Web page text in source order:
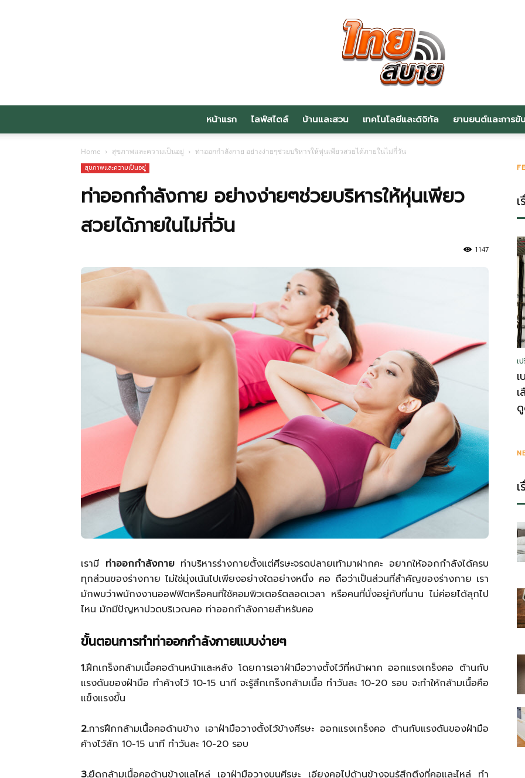
สาระ
วา
ไร
ไทย
สบาย(ดอท)คอม
หน้าแรก ไลฟ์สไตล์ บ้านและสวน เทคโนโลยีและดิจิทัล ยานยนต์และการขั
Home สุขภาพและความเป็นอยู่ ท่าออกกำลังกาย อย่างง่ายๆช่วยบริหารให้หุ่นเพียวสวยได้ภายในไม่กี่วัน
สุขภาพและความเป็นอยู่
ท่าออกกำลังกาย อย่างง่ายๆช่วยบริหารให้หุ่นเพียว
สวยได้ภายในไม่กี่วัน
1147
เรามี ท่าออกกำลังกายท่าบริหารร่างกายตั้งแต่ศีรษะจรดปลายเท้ามาฝากคะ อยากให้ออกกำลังได้ครบ
ทุกส่วนของร่างกาย ไม่ใช่มุ่งเน้นไปเพียงอย่างใดอย่างหนึ่ง คอ ถือว่าเป็นส่วนที่สำคัญของร่างกาย เรา
มักพบว่าพนักงงานออฟฟิตหรือคนที่ใช้คอมพิวเตอร์ตลอดเวลา หรือคนที่นั่งอยู่กับที่นาน ไม่ค่อยได้ลุกไป
ไหน มักมีปัญหาปวดบริเวณคอ ท่าออกกำลังกายสำหรับคอ
ขั้นตอนการทำท่าออกกำลังกายแบบง่ายๆ
1.ฝึกเกร็งกล้ามเนื้อคอด้านหน้าและหลัง โดยการเอาฝ่ามือวางตั้งไว้ที่หน้าผาก ออกแรงเกร็งคอ ต้านกับ
แรงดันของฝ่ามือ ทำค้างไว้ 10-15 นาที จะรู้สึกเกร็งกล้ามเนื้อ ทำวันละ 10-20 รอบ จะทำให้กล้ามเนื้อคือ
แข็งแรงขึ้น
2.การฝึกกล้ามเนื้อคอด้านข้าง เอาฝ่ามือวางตั้งไว้ข้างศีรษะ ออกแรงเกร็งคอ ต้านกับแรงดันของฝ่ามือ
ค้างไว้สัก 10-15 นาที ทำวันละ 10-20 รอบ
3.ยืดกล้ามเนื้อคอด้านข้างแลไหล่ เอาฝ่ามือวางบนศีรษะ เอียงคอไปด้านข้างจนรู้สึกตึงที่คอและไหล่ ทำ
เ